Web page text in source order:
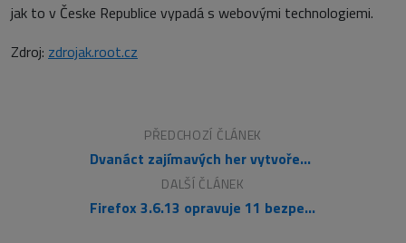
jak to v Česke Republice vypadá s webovými technologiemi.
Zdroj: zdrojak.root.cz
PŘEDCHOZÍ ČLÁNEK
Dvanáct zajímavých her vytvořených v HTML 5 a JavaScriptu
DALŠÍ ČLÁNEK
Firefox 3.6.13 opravuje 11 bezpečnostních zranitelností